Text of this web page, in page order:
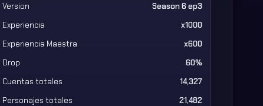
Version
Season 6 ep3
Experiencia
x1000
Experiencia Maestra
x600
Drop
60%
Cuentas totales
14,327
Personajes totales
21,482